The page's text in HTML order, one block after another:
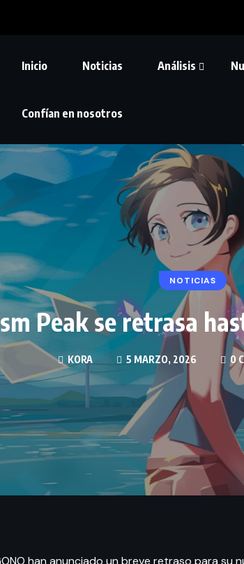
Inicio Noticias Análisis
Confían en nosotros
NOTICIAS
Peak se retrasa
KORA 5 MARZO, 2026 0
han anunciado un breve retraso para su